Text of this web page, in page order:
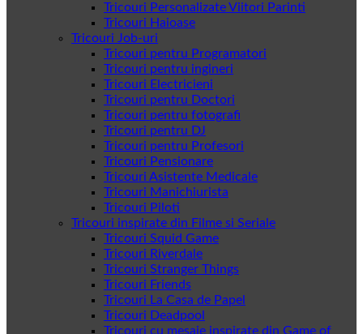
Tricouri Personalizate Viitori Parinti
Tricouri Haioase
Tricouri Job-uri
Tricouri pentru Programatori
Tricouri pentru ingineri
Tricouri Electricieni
Tricouri pentru Doctori
Tricouri pentru fotografi
Tricouri pentru DJ
Tricouri pentru Profesori
Tricouri Pensionare
Tricouri Asistente Medicale
Tricouri Manichiurista
Tricouri Piloti
Tricouri inspirate din Filme si Seriale
Tricouri Squid Game
Tricouri Riverdale
Tricouri Stranger Things
Tricouri Friends
Tricouri La Casa de Papel
Tricouri Deadpool
Tricouri cu mesaje inspirate din Game of